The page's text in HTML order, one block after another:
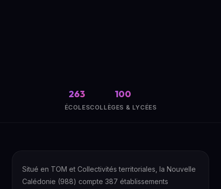
263
ÉCOLES
100
COLLÈGES & LYCÉES
Situé en TOM et Collectivités territoriales, la Nouvelle
Calédonie (988) compte 387 établissements